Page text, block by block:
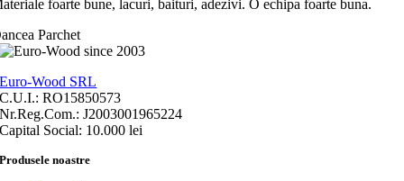
foarte bune, lacuri, baituri, adezivi. O echipa foarte buna.
Parchet
Euro-Wood SRL
C.U.I.: RO15850573
Nr.Reg.Com.: J2003001965224
Capital Social: 10.000 lei
Produsele noastre